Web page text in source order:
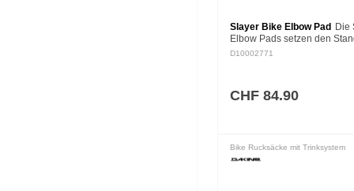
Slayer Bike Elbow Pad Die
Elbow Pads setzen den
leichtes, atmungsaktives und
D10002771
CHF 84.90
Bike Rucksäcke mit Trinksystem